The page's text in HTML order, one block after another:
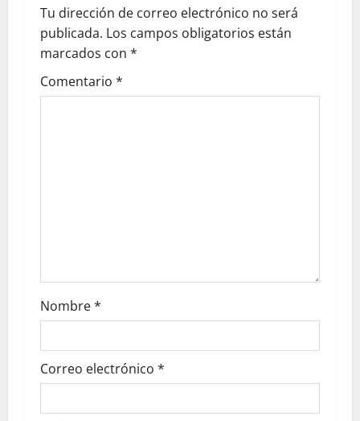
Tu dirección de correo electrónico no será
publicada. Los campos obligatorios están
marcados con *
Comentario *
Nombre*
Correo electrónico *